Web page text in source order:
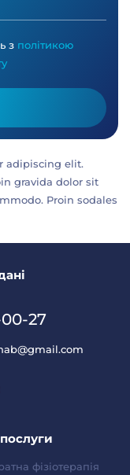
з політикою
adipiscing elit.
gravida dolor sit
Proin sodales
фізіотерапія
27